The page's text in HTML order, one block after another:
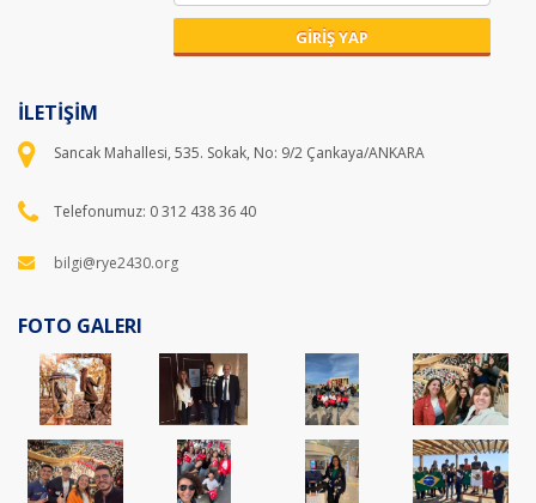
GİRİŞ YAP
İLETİŞİM
Sancak Mahallesi, 535. Sokak, No: 9/2 Çankaya/ANKARA
Telefonumuz: 0 312 438 36 40
bilgi@rye2430.org
FOTO GALERI